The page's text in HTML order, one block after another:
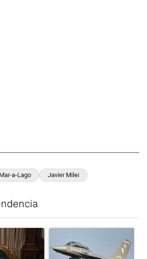
Mar-a-Lago Javier Milei
con el título "Milei, listo para 'atajar'